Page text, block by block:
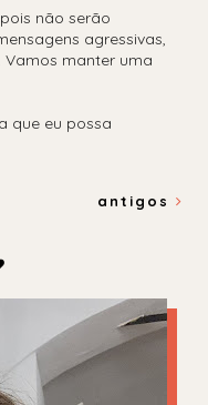
não serão
agressivas,
manter uma
que eu possa
antigos